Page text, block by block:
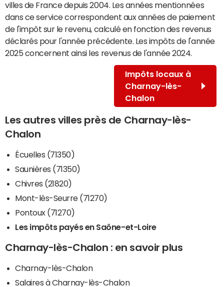
villes de France depuis 2004. Les années mentionnées
dans ce service correspondent aux années de paiement
de l'impôt sur le revenu, calculé en fonction des revenus
déclarés pour l'année précédente. Les impôts de l'année
2025 concernent ainsi les revenus de l'année 2024.
Impôts locaux à
Charnay-lès-
Chalon
Les autres villes près de Charnay-lès-
Chalon
Écuelles (71350)
Saunières (71350)
Chivres (21820)
Mont-lès-Seurre (71270)
Pontoux (71270)
Les impôts payés en Saône-et-Loire
Charnay-lès-Chalon : en savoir plus
Charnay-lès-Chalon
Salaires à Charnay-lès-Chalon